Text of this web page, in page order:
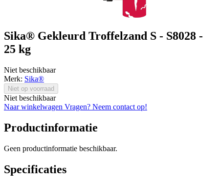
Sika® Gekleurd Troffelzand S - S8028 -
25 kg
Niet beschikbaar
Merk: Sika®
Niet op voorraad
Niet beschikbaar
Naar winkelwagen Vragen? Neem contact op!
Productinformatie
Geen productinformatie beschikbaar.
Specificaties